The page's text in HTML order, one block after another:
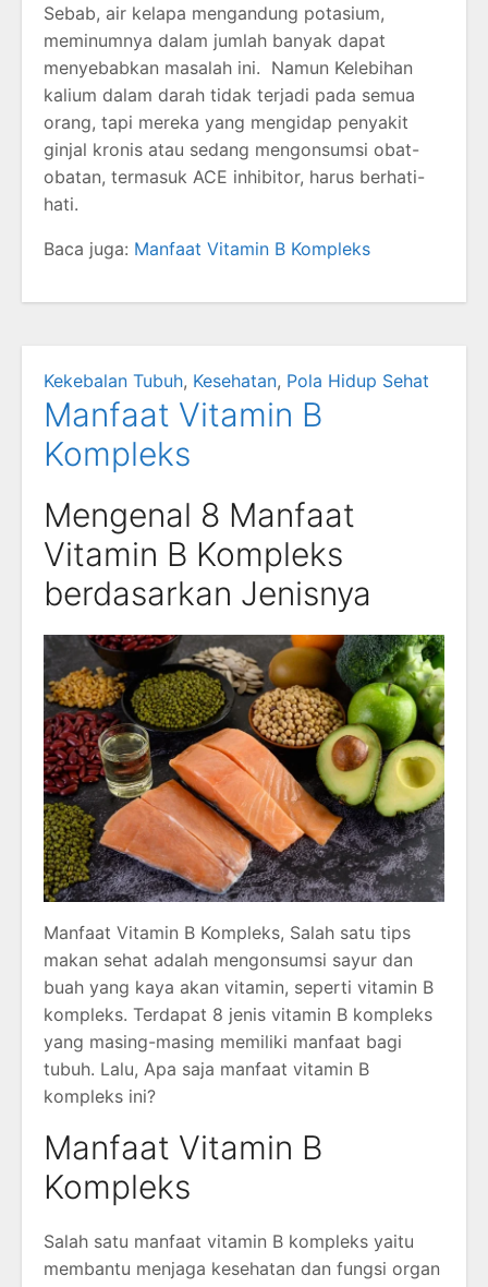
Sebab, air kelapa mengandung potasium,
meminumnya dalam jumlah banyak dapat
menyebabkan masalah ini. Namun Kelebihan
kalium dalam darah tidak terjadi pada semua
orang, tapi mereka yang mengidap penyakit
ginjal kronis atau sedang mengonsumsi obat-
obatan, termasuk ACE inhibitor, harus berhati-
hati.
Baca juga: Manfaat Vitamin B Kompleks
Kekebalan Tubuh, Kesehatan, Pola Hidup Sehat
Manfaat Vitamin B
Kompleks
Mengenal 8 Manfaat
Vitamin B Kompleks
berdasarkan Jenisnya
Manfaat Vitamin B Kompleks, Salah satu tips
makan sehat adalah mengonsumsi sayur dan
buah yang kaya akan vitamin, seperti vitamin B
kompleks. Terdapat 8 jenis vitamin B kompleks
yang masing-masing memiliki manfaat bagi
tubuh. Lalu, Apa saja manfaat vitamin B
kompleks ini?
Manfaat Vitamin B
Kompleks
Salah satu manfaat vitamin B kompleks yaitu
membantu menjaga kesehatan dan fungsi organ